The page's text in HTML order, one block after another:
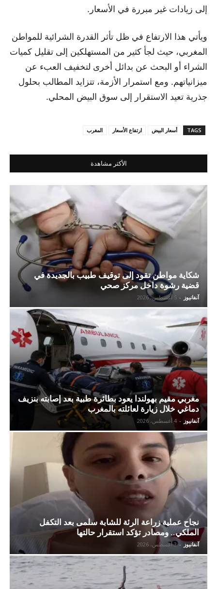
إلى زيادات غير مبررة في الأسعار.
ويأتي هذا الارتفاع في ظل تأثر القدرة الشرائية للمواطن
المغربي، حيث لجأ كثير من المستهلكين إلى تقليل كميات
الشراء أو البحث عن بدائل أخرى لتخفيف العبء عن
ميزانياتهم. ومع استمرار الأزمة، تتزايد المطالب بحلول
جذرية تعيد الاستقرار إلى سوق البيض المحلي.
TAGS أسعار البيض ارتفاع الأسعار المغرب
الأكثر مشاهدة
شكاية مواطن تقود إلى توقيف طبيب بالجديدة في
قضية رشوة داخل مركز صحي
آنفانيوز - 5 أغسطس، 2026
مغربي مقيم بهولندا يعود بطائرة طبية بعد إصابته بنزيف
دماغي خلال زيارة لعائلته بالمغرب
آنفانيوز - 4 أغسطس، 2026
نجاح عملية زراعة الرئة للشابة سلمى بعد التكفل
الملكي.. ومصادر تؤكد استقرار حالتها
آنفانيوز - 3 أغسطس، 2026